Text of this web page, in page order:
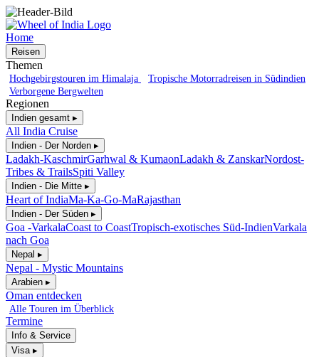
Home
Reisen
Themen
Hochgebirgstouren im Himalaja
Tropische Motorradreisen in Südindien
Verborgene Bergwelten
Regionen
Indien gesamt ▸
All India Cruise
Indien - Der Norden ▸
Ladakh-KaschmirGarhwal & KumaonLadakh & ZanskarNordost-
Tribes & TrailsSpiti Valley
Indien - Die Mitte ▸
Heart of IndiaMa-Ka-Go-MaRajasthan
Indien - Der Süden ▸
Goa -VarkalaCoast to CoastTropisch-exotisches Süd-IndienVarkala
nach Goa
Nepal ▸
Nepal - Mystic Mountains
Arabien ▸
Oman entdecken
Alle Touren im Überblick
Termine
Info & Service
Visa ▸